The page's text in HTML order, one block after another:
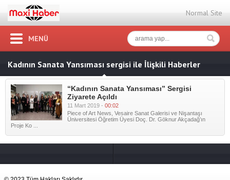
Normal Site
MENÜ
Kadının Sanata Yansıması sergisi ile İlişkili Haberler
“Kadının Sanata Yansıması” Sergisi
Ziyarete Açıldı
11 Mart 2019 - 00:02
Piece of Art News, Vesaire Sanat Galerisi ve Nişantaşı
Üniversitesi Öğretim Üyesi Doç. Dr. Göknur Akçadağ’ın
Proje Ko ...